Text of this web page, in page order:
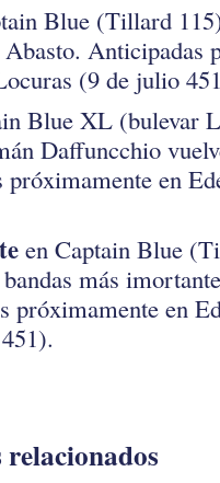
Blue (Tillard
Anticipadas
(9 de julio
Blue XL (bulevar
Daffuncchio
en
en Captain Blue
más
próximamente en
relacionados